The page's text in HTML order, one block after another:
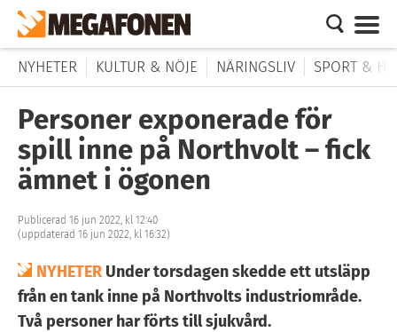
NYHETER KULTUR & NÖJE NÄRINGSLIV SPORT &
Personer exponerade för
spill inne på Northvolt – fick
ämnet i ögonen
Publicerad 16 jun 2022, kl 12:40
(uppdaterad 16 jun 2022, kl 16:32)
NYHETER Under torsdagen skedde ett utsläpp
från en tank inne på Northvolts industriområde.
Två personer har förts till sjukvård.